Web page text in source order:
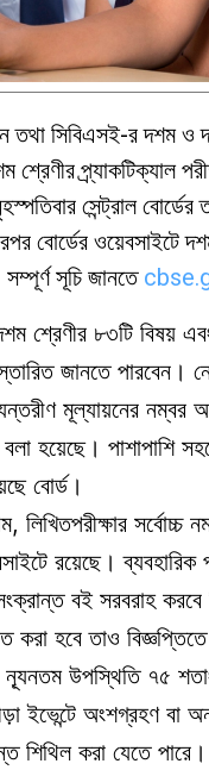
তথা সিবিএসই-র দশম ও
প্র্যাকটিক্যাল
সেন্ট্রাল বোর্ডের
বোর্ডের ওয়েবসাইটে
সূচি জানতে
শ্রেণীর ৮৩টি বিষয়
জানতে পারবেন।
মূল্যায়নের
হয়েছে। পাশাপাশি
বোর্ড।
সর্বোচ্চ
রয়েছে। ব্যবহারিক
বই সরবরাহ
করা হবে তাও
ন্যূনতম উপস্থিতি ৭৫
ইভেন্টে অংশগ্রহণ বা
শিথিল করা যেতে পারে।